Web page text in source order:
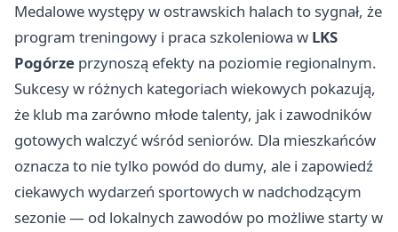
Medalowe występy w ostrawskich halach to sygnał, że
program treningowy i praca szkoleniowa w LKS
Pogórze przynoszą efekty na poziomie regionalnym.
Sukcesy w różnych kategoriach wiekowych pokazują,
że klub ma zarówno młode talenty, jak i zawodników
gotowych walczyć wśród seniorów. Dla mieszkańców
oznacza to nie tylko powód do dumy, ale i zapowiedź
ciekawych wydarzeń sportowych w nadchodzącym
sezonie — od lokalnych zawodów po możliwe starty w